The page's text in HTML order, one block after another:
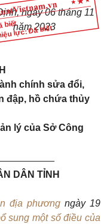
biếtlực: Đã biết
ngày 06 tháng 11
năm 2023
chính sửa đổi,
đập, hồ chứa thủy
lý của Sở Công
DÂN TỈNH
địa phương ngày 19
sung một số điều của